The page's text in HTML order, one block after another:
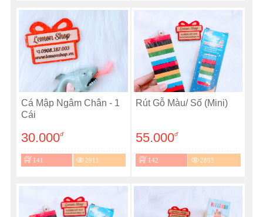
Cá Mập Ngâm Chân - 1
Cái
30.000đ
141 2911
Rút Gỗ Màu/ Số (Mini)
55.000đ
142 2895